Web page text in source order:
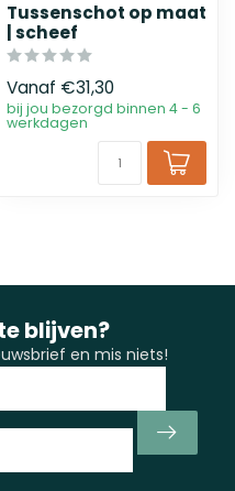
Tussenschot op maat
| scheef
Vanaf €31,30
bij jou bezorgd binnen 4 - 6
werkdagen
blijven?
en mis niets!